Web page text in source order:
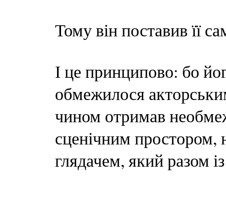
Тому він поставив її
І це принципово: бо
обмежилося
чином отримав
сценічним простором,
глядачем, який разом